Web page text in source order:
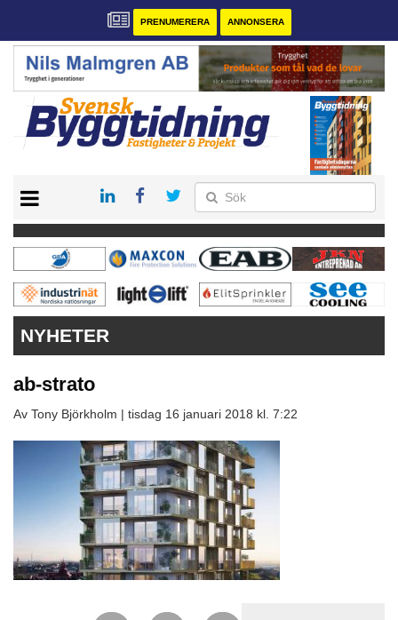
PRENUMERERA ANNONSERA
PRENUMERERA
VÅRA ANDRA MAGASIN
ANNONSERA
KONTAKT
NYHETER
ab-strato
Av Tony Björkholm | tisdag 16 januari 2018 kl. 7:22